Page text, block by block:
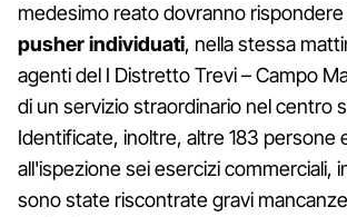
medesimo reato dovranno rispondere
pusher individuati, nella stessa
agenti del I Distretto Trevi – Campo
di un servizio straordinario nel centro
Identificate, inoltre, altre 183 persone
all'ispezione sei esercizi commerciali,
sono state riscontrate gravi